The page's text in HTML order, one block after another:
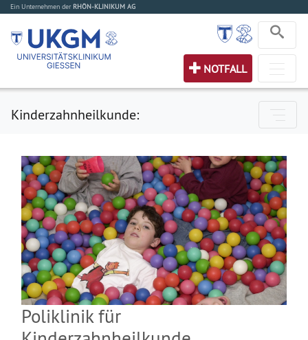
Ein Unternehmen der RHÖN-KLINIKUM AG
NOTFALL
Kinderzahnheilkunde:
Poliklinik für